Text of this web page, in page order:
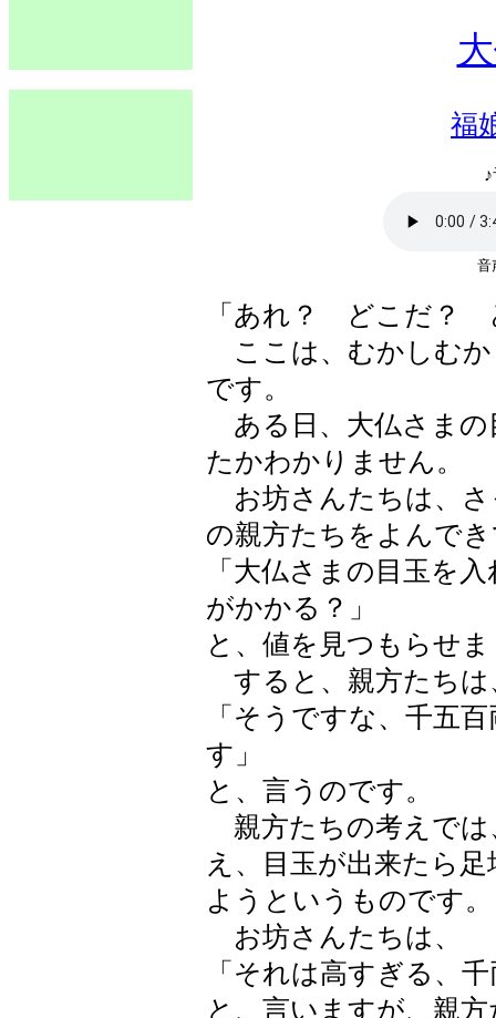
福
「あれ？ どこだ？
ここは、むかしむか
です。
ある日、大仏さまの
たかわかりません。
お坊さんたちは、さ
の親方たちをよんで
「大仏さまの目玉を
がかかる？」
と、値を見つもらせ
すると、親方たちは
「そうですな、千五
す」
と、言うのです。
親方たちの考えでは
え、目玉が出来たら
ようというものです。
お坊さんたちは、
「それは高すぎる、
と、言いますが、親